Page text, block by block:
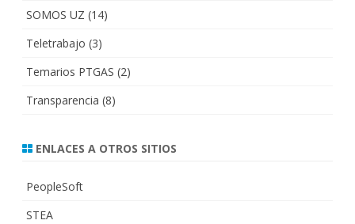
SOMOS UZ (14)
Teletrabajo (3)
Temarios PTGAS (2)
Transparencia (8)
ENLACES A OTROS SITIOS
PeopleSoft
STEA